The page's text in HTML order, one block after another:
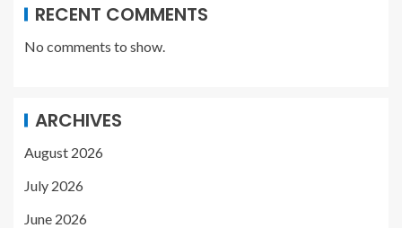
RECENT COMMENTS
No comments to show.
ARCHIVES
August 2026
July 2026
June 2026